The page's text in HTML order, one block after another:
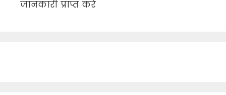
जानकारी प्राप्त करे